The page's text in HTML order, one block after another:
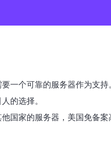
一个可靠的服务器作为支
的选择。
国家的服务器，美国免备